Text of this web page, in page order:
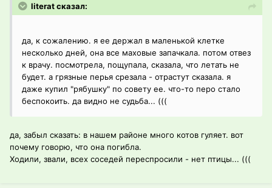
literat сказал:
да, к сожалению. я ее держал в маленькой клетке
несколько дней, она все маховые запачкала. потом отвез
к врачу. посмотрела, пощупала, сказала, что летать не
будет. а грязные перья срезала - отрастут сказала. я
даже купил "рябушку" по совету ее. что-то перо стало
беспокоить. да видно не судьба... (((
да, забыл сказать: в нашем районе много котов гуляет. вот
почему говорю, что она погибла.
Ходили, звали, всех соседей переспросили - нет птицы... (((